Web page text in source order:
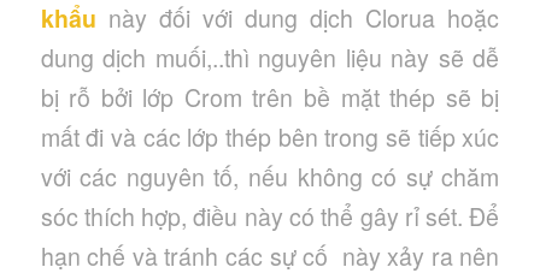
khẩu này đối với dung dịch Clorua hoặc
dung dịch muối,..thì nguyên liệu này sẽ dễ
bị rỗ bởi lớp Crom trên bề mặt thép sẽ bị
mất đi và các lớp thép bên trong sẽ tiếp xúc
với các nguyên tố, nếu không có sự chăm
sóc thích hợp, điều này có thể gây rỉ sét. Để
hạn chế và tránh các sự cố này xảy ra nên